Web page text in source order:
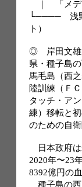
｜ 「メデ
└──── 浅野
ト）
◎ 岸田文雄
県・種子島
馬毛島（西
陸訓練（Ｆ
タッチ・ア
練）移転と
のための自
日本政府は
2020年〜23
8392億円の
種子島の西